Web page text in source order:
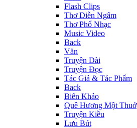
Flash Clips
Thơ Diễn Ngâm
Thơ Phổ Nhạc
Music Video
Back
Văn
Truyện Dài
Truyện Đọc
Tác Giả & Tác Phẩm
Back
Biên Khảo
Quê Hương Một Thuở
Truyện Kiều
Lưu Bút